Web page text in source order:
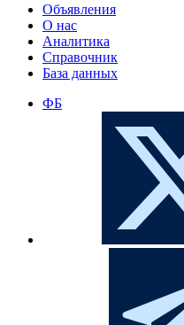
Объявления
О нас
Аналитика
Справочник
База данных
ФБ